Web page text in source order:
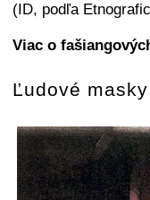
(ID, podľa
Viac o
Ľudové masky